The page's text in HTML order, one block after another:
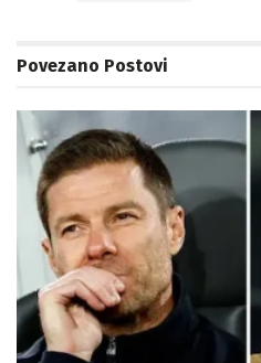
Povezano Postovi